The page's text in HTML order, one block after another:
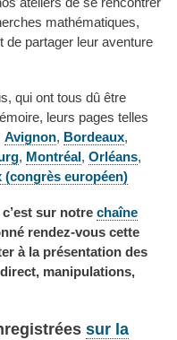
mathématiques,
de partager leur aventure
qui ont tous dû être
leurs pages telles
Avignon, Bordeaux,
, Montréal , Orléans,
(congrès européen)
sur notre chaîne
rendez-vous cette
à la présentation des
manipulations,
sur la